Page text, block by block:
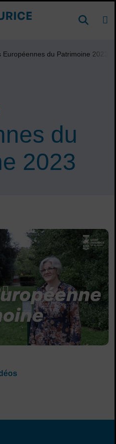
DE
du
2023
Européennes du Patrimoine 2023
Lancer la video